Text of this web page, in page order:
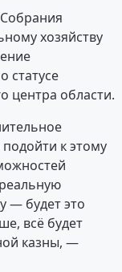
хозяйству
статусе
центра области.
к этому
— будет это
всё будет
казны, —